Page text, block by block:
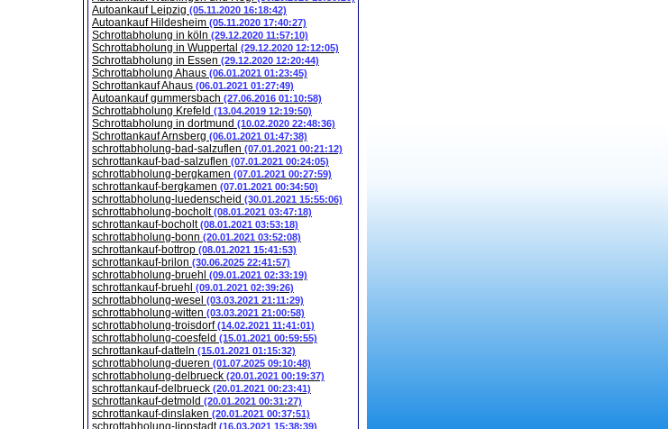
Autoankauf Leipzig (05.11.2020 16:18:42)
Autoankauf Hildesheim (05.11.2020 17:40:27)
Schrottabholung in köln (29.12.2020 11:57:10)
Schrottabholung in Wuppertal (29.12.2020 12:12:05)
Schrottabholung in Essen (29.12.2020 12:20:44)
Schrottabholung Ahaus (06.01.2021 01:23:45)
Schrottankauf Ahaus (06.01.2021 01:27:49)
Autoankauf gummersbach (27.06.2016 01:10:58)
Schrottabholung Krefeld (13.04.2019 12:19:50)
Schrottabholung in dortmund (10.02.2020 22:48:36)
Schrottankauf Arnsberg (06.01.2021 01:47:38)
schrottabholung-bad-salzuflen (07.01.2021 00:21:12)
schrottankauf-bad-salzuflen (07.01.2021 00:24:05)
schrottabholung-bergkamen (07.01.2021 00:27:59)
schrottankauf-bergkamen (07.01.2021 00:34:50)
schrottabholung-luedenscheid (30.01.2021 15:55:06)
schrottabholung-bocholt(08.01.2021 03:47:18)
schrottankauf-bocholt(08.01.2021 03:53:18)
schrottabholung-bonn (20.01.2021 03:52:08)
schrottankauf-bottrop (08.01.2021 15:41:53)
schrottankauf-brilon (30.06.2025 22:41:57)
schrottabholung-bruehl (09.01.2021 02:33:19)
schrottankauf-bruehl (09.01.2021 02:39:26)
schrottabholung-wesel (03.03.2021 21:11:29)
schrottabholung-witten (03.03.2021 21:00:58)
schrottabholung-troisdorf(14.02.2021 11:41:01)
schrottabholung-coesfeld (15.01.2021 00:59:55)
schrottankauf-datteln (15.01.2021 01:15:32)
schrottabholung-dueren (01.07.2025 09:10:48)
schrottabholung-delbrueck (20.01.2021 00:19:37)
schrottankauf-delbrueck (20.01.2021 00:23:41)
schrottankauf-detmold (20.01.2021 00:31:27)
schrottankauf-dinslaken (20.01.2021 00:37:51)
schrottabholung-lippstadt(16.03.2021 15:38:39)